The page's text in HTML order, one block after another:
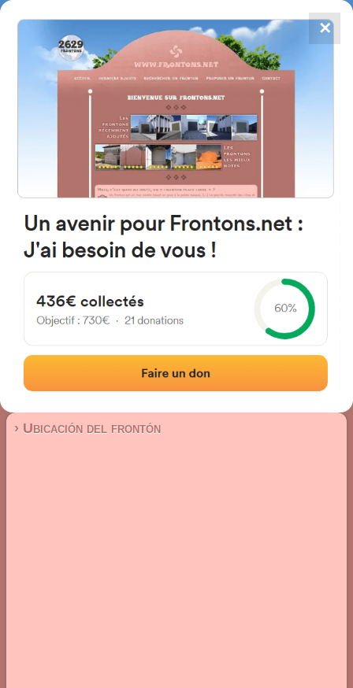
FRONTONS.NET
BUSCAR UN FRONTÓN
AÑADIR UN FRONTÓN
4784
frontones
C. Riaza 40593 Soto de
Sepúlveda, Segovia Spain
39D España
Frontón de pared izquierda
Localización|Fotos|Comentarios y reseñas
› Ubicación del frontón
✕